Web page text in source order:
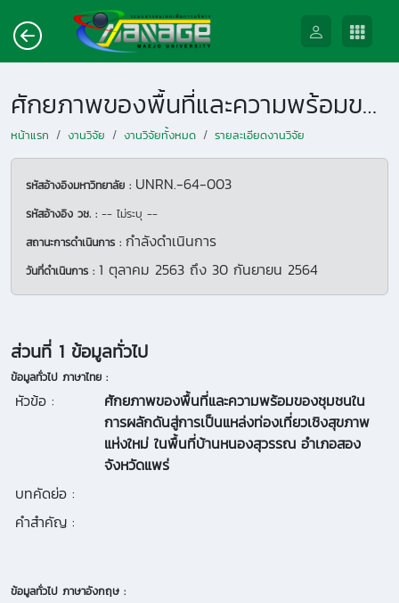
ศักยภาพของพื้นที่และความพร้อมของชุมชนในการผลักดันสู่การเป็นแหล่งท่องเที่ยวเชิงสุขภาพแห่งใหม่ ในพื้นที่บ้านหนองสุวรรณ อำเภอสอง จังหวัดแพร่
หน้าแรก งานวิจัย งานวิจัยทั้งหมด รายละเอียดงานวิจัย
รหัสอ้างอิงมหาวิทยาลัย : UNRN.-64-003
รหัสอ้างอิง วช. : -- ไม่ระบุ --
สถานะการดำเนินการ : กำลังดำเนินการ
วันที่ดำเนินการ : 1 ตุลาคม 2563 ถึง 30 กันยายน 2564
ส่วนที่ 1 ข้อมูลทั่วไป
ข้อมูลทั่วไป ภาษาไทย :
หัวข้อ :
ศักยภาพของพื้นที่และความพร้อมของชุมชนใน
การผลักดันสู่การเป็นแหล่งท่องเที่ยวเชิงสุขภาพ
แห่งใหม่ ในพื้นที่บ้านหนองสุวรรณ อำเภอสอง
จังหวัดแพร่
บทคัดย่อ :
คำสำคัญ :
ข้อมูลทั่วไป ภาษาอังกฤษ :